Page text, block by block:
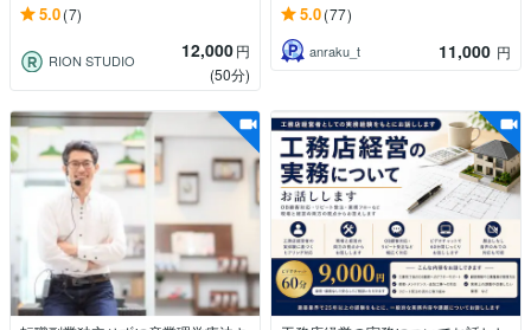
5.0(7)
RION STUDIO 12,000円
(50分)
5.0(77)
anraku_t 11,000 円